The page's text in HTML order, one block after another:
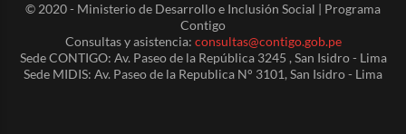
© 2020 - Ministerio de Desarrollo e Inclusión Social | Programa
Contigo
Consultas y asistencia: consultas@contigo.gob.pe
Sede CONTIGO: Av. Paseo de la República 3245 , San Isidro - Lima
Sede MIDIS: Av. Paseo de la Republica N° 3101, San Isidro - Lima